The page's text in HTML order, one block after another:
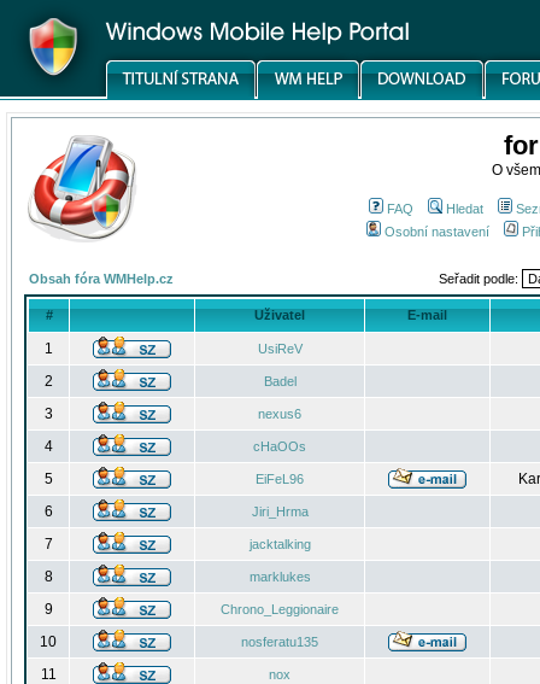
O
FAQ Hledat
Osobní nastavení
Obsah fóra WMHelp.cz Seřadit podle:
# Uživatel E-mail
1 UsiReV
2 Badel
3 nexus6
4 cHaOOs
5 EiFeL96
6
Jiri_Hrma
7 jacktalking
8 marklukes
9 Chrono_Leggionaire
10 nosferatu135
11 nox